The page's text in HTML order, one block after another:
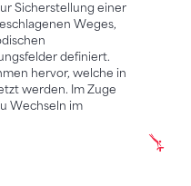
Sicherstellung einer
Weges,
definiert.
hervor, welche in
werden. Im Zuge
Wechseln im